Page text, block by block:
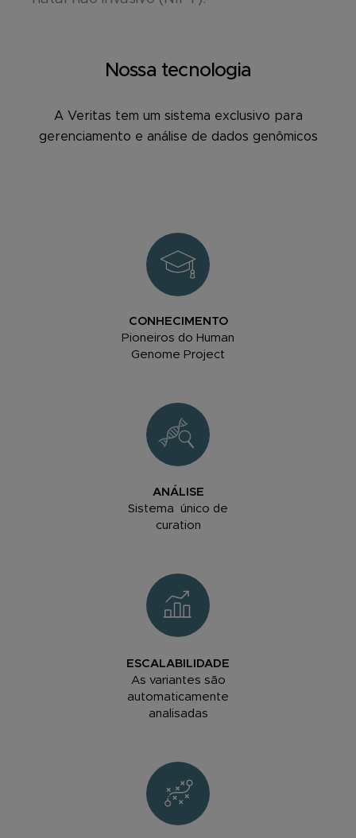
Nossa tecnologia
A Veritas tem um sistema exclusivo para
gerenciamento e análise de dados genômicos
CONHECIMENTO
Pioneiros do Human
Genome Project
ANÁLISE
Sistema único de
curation
ESCALABILIDADE
As variantes são
automaticamente
analisadas